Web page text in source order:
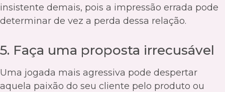
insistente demais, pois a impressão errada pode
determinar de vez a perda dessa relação.
5. Faça uma proposta irrecusável
Uma jogada mais agressiva pode despertar
aquela paixão do seu cliente pelo produto ou